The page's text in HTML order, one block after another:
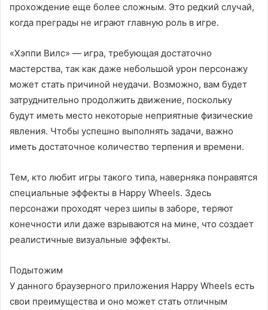
прохождение еще более сложным. Это редкий случай,
когда преграды не играют главную роль в игре.
«Хэппи Вилс» — игра, требующая достаточно
мастерства, так как даже небольшой урон персонажу
может стать причиной неудачи. Возможно, вам будет
затруднительно продолжить движение, поскольку
будут иметь место некоторые неприятные физические
явления. Чтобы успешно выполнять задачи, важно
иметь достаточное количество терпения и времени.
Тем, кто любит игры такого типа, наверняка понравятся
специальные эффекты в Happy Wheels. Здесь
персонажи проходят через шипы в заборе, теряют
конечности или даже взрываются на мине, что создает
реалистичные визуальные эффекты.
Подытожим
У данного браузерного приложения Happy Wheels есть
свои преимущества и оно может стать отличным